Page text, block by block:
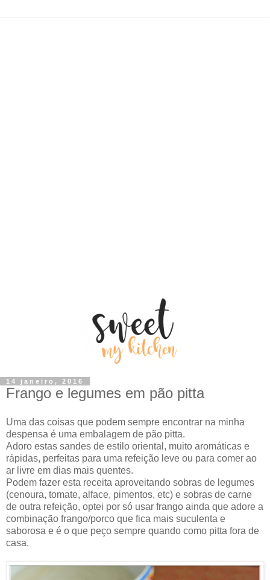
14 janeiro, 2016
Frango e legumes em pão pitta
Uma das coisas que podem sempre encontrar na minha
despensa é uma embalagem de pão pitta.
Adoro estas sandes de estilo oriental, muito aromáticas e
rápidas, perfeitas para uma refeição leve ou para comer ao
ar livre em dias mais quentes.
Podem fazer esta receita aproveitando sobras de legumes
(cenoura, tomate, alface, pimentos, etc) e sobras de carne
de outra refeição, optei por só usar frango ainda que adore a
combinação frango/porco que fica mais suculenta e
saborosa e é o que peço sempre quando como pitta fora de
casa.